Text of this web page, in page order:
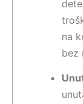
na
bez